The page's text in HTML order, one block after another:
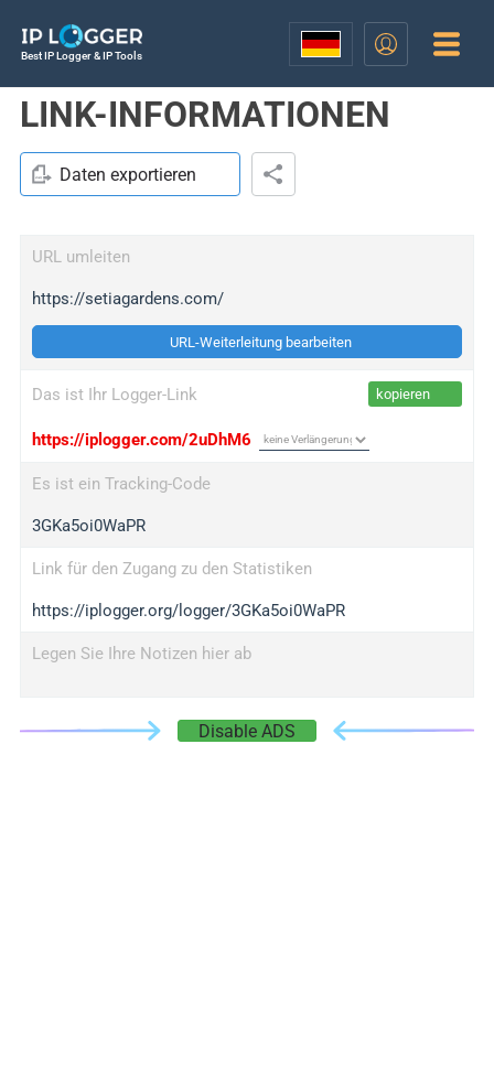
Best IP Logger & IP Tools
LINK-INFORMATIONEN
Daten exportieren
URL umleiten
https://setiagardens.com/
URL-Weiterleitung bearbeiten
Das ist Ihr Logger-Link kopieren
https://iplogger.com/2uDhM6
Es ist ein Tracking-Code
3GKa5oi0WaPR
Link für den Zugang zu den Statistiken
https://iplogger.org/logger/3GKa5oi0WaPR
Legen Sie Ihre Notizen hier ab
Disable ADS